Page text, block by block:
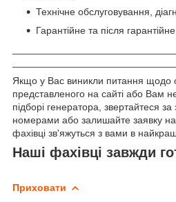
Технічне обслуговування,
Гарантійне та після
Якщо у Вас виникли питання щодо
представленого на сайті або Вам
підборі генератора, звертайтеся
номерами або залишайте заявку на
фахівці зв'яжуться з вами в
Наші фахівці завжди
Приховати